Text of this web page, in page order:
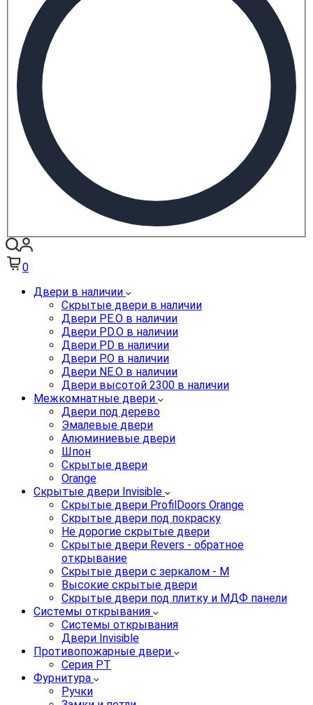
0
Двери в наличии
Скрытые двери в наличии
Двери PE.O в наличии
Двери PD.O в наличии
Двери PD в наличии
Двери P.O в наличии
Двери NE.O в наличии
Двери высотой 2300 в наличии
Межкомнатные двери
Двери под дерево
Эмалевые двери
Алюминиевые двери
Шпон
Скрытые двери
Orange
Скрытые двери Invisible
Скрытые двери ProfilDoors Orange
Скрытые двери под покраску
Не дорогие скрытые двери
Скрытые двери Revers - обратное
открывание
Скрытые двери с зеркалом - M
Высокие скрытые двери
Скрытые двери под плитку и МДФ панели
Системы открывания
Системы открывания
Двери Invisible
Противопожарные двери
Серия PT
Фурнитура
Ручки